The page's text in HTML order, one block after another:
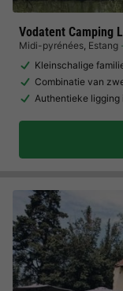
Vodatent Camping
Midi-pyrénées, Estang
Kleinschalige
Combinatie van
Authentieke ligging